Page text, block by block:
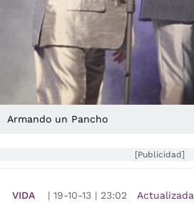
Armando un Pancho
[Publicidad]
VIDA
|19-10-13 | 23:02
Actualizada